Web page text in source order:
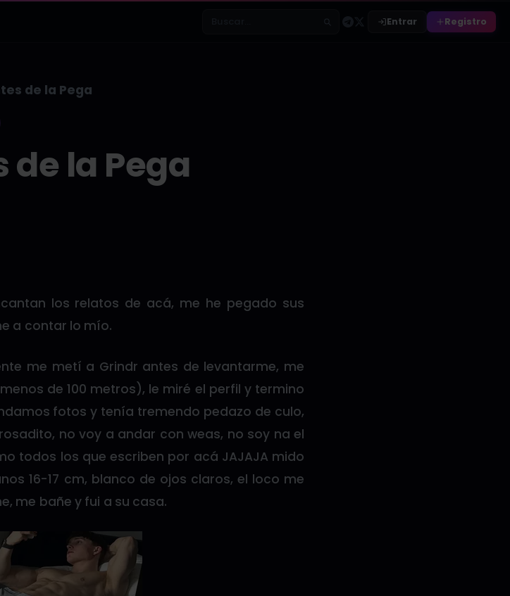
Entrar Registro
de la Pega
la Pega
los relatos de acá, me he pegado sus
a contar lo mío.
me metí a Grindr antes de levantarme, me
de 100 metros), le miré el perfil y termino
fotos y tenía tremendo pedazo de culo,
no voy a andar con weas, no soy na el
todos los que escriben por acá JAJAJA mido
16-17 cm, blanco de ojos claros, el loco me
me bañe y fui a su casa.